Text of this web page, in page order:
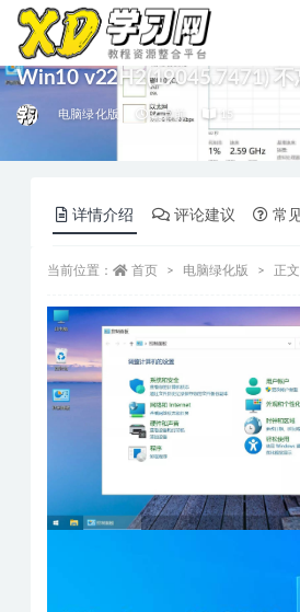
Win10 v22H2(19045.7471) 不
电脑绿化版 2 月前 15
详情介绍 评论建议 常
当前位置： 首页 电脑绿化版 正文